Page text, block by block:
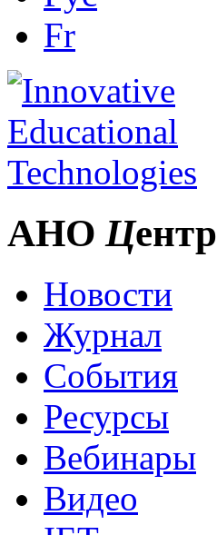
Fr
АНО Центр
Новости
Журнал
События
Ресурсы
Вебинары
Видео